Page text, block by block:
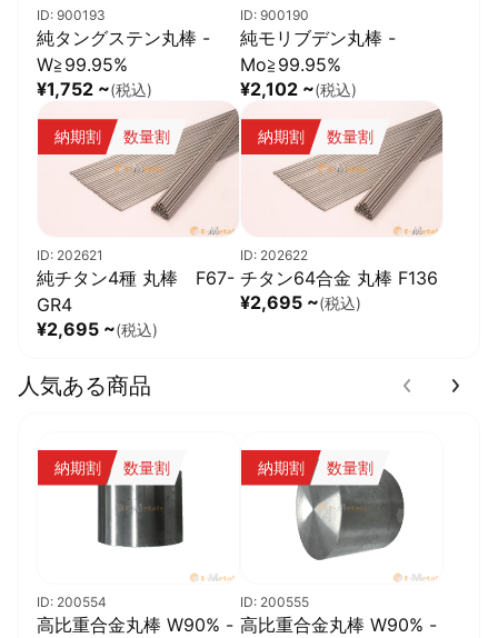
高品質ファインセラミックス材料を使用しています。
◎高強度・高靭性
割れや欠けに強く、高負荷用途にも対応可能です。
◎優れた耐摩耗性
摩耗環境下でも長寿命化に貢献します。
◎優れた耐熱衝撃性
急激な温度変化環境下でも安定した性能を維持します。
◎軽量・高強度
高速回転用途にも適しています。
◎優れた耐腐食性
化学環境下でも使用可能です。
◎高い電気絶縁性
◎高密度材料
密度：約3.2 g/cm³
◎丸パイプ形状による高い加工汎用性
スリーブ・絶縁管・耐摩耗用途などに対応可能です。
◎スイス製精密セラミックス
高い品質安定性と加工精度を有しています。
ID: 900193
純タングステン丸棒 -
W≧99.95%
¥1,752 ~(税込)
ID: 900190
純モリブデン丸棒 -
Mo≧99.95%
¥2,102 ~(税込)
納期割 数量割
ID: 202621
純チタン4種 丸棒 F67-
GR4
¥2,695 ~(税込)
納期割 数量割
ID: 202622
チタン64合金 丸棒 F136
¥2,695 ~(税込)
人気ある商品
納期割 数量割
ID: 200554
高比重合金丸棒 W90% -
納期割 数量割
ID: 200555
高比重合金丸棒 W90% -